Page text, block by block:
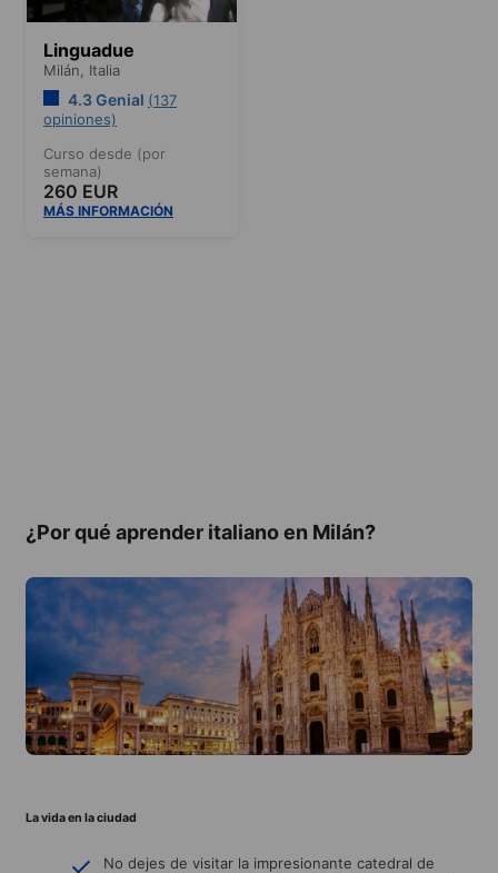
Linguadue
Milán, Italia
4.3 Genial (137
opiniones)
Curso desde (por
semana)
260 EUR
MÁS INFORMACIÓN
¿Por qué aprender italiano en Milán?
La vida en la ciudad
No dejes de visitar la impresionante catedral de